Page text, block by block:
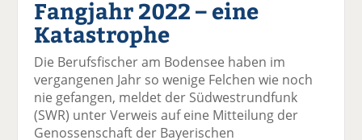
el
a
F
ac
e
b
tt
er
n
Li
n
k
e
m
ai
l
e
Fangjahr 2022 – eine
Katastrophe
Die Berufsfischer am Bodensee haben im
vergangenen Jahr so wenige Felchen wie noch
nie gefangen, meldet der Südwestrundfunk
(SWR) unter Verweis auf eine Mitteilung der
Genossenschaft der Bayerischen